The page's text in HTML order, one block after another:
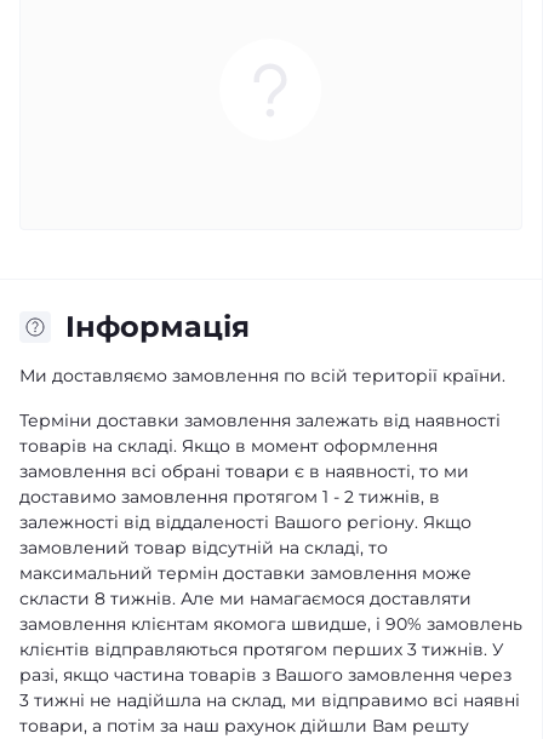
Iнформація
Ми доставляємо замовлення по всій території країни.
Терміни доставки замовлення залежать від наявності
товарів на складі. Якщо в момент оформлення
замовлення всі обрані товари є в наявності, то ми
доставимо замовлення протягом 1 - 2 тижнів, в
залежності від віддаленості Вашого регіону. Якщо
замовлений товар відсутній на складі, то
максимальний термін доставки замовлення може
скласти 8 тижнів. Але ми намагаємося доставляти
замовлення клієнтам якомога швидше, і 90% замовлень
клієнтів відправляються протягом перших 3 тижнів. У
разі, якщо частина товарів з Вашого замовлення через
3 тижні не надійшла на склад, ми відправимо всі наявні
товари, а потім за наш рахунок дійшли Вам решту